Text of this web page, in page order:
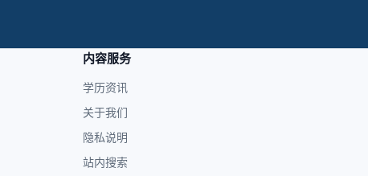
内容服务
学历资讯
关于我们
隐私说明
站内搜索